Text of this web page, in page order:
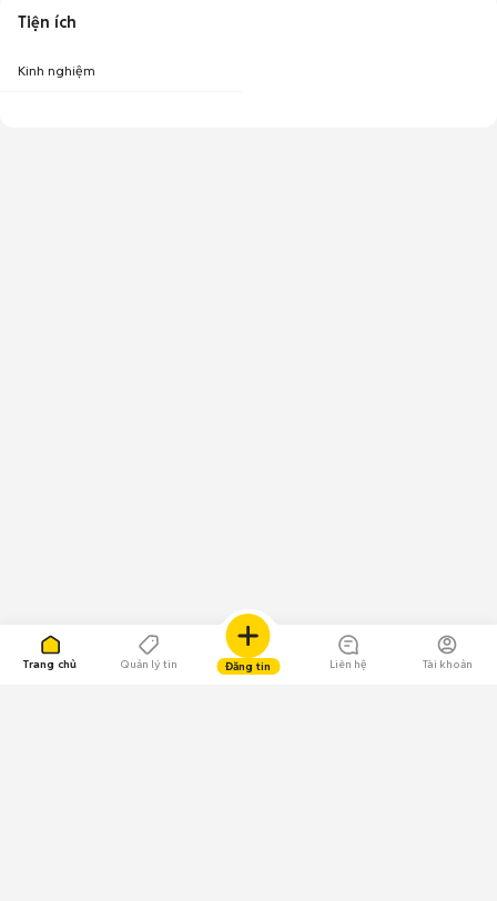
Trang chủ Quản lý tin Đăng tin Liên hệ Tài khoản
Tiện ích
Kinh nghiệm